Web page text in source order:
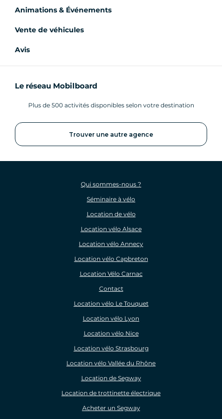
Animations & Événements
Vente de véhicules
Avis
Le réseau Mobilboard
Plus de 500 activités disponibles selon votre destination
Trouver une autre agence
Qui sommes-nous ?
Séminaire à vélo
Location de vélo
Location vélo Alsace
Location vélo Annecy
Location vélo Capbreton
Location Vélo Carnac
Contact
Location vélo Le Touquet
Location vélo Lyon
Location vélo Nice
Location vélo Strasbourg
Location vélo Vallée du Rhône
Location de Segway
Location de trottinette électrique
Acheter un Segway